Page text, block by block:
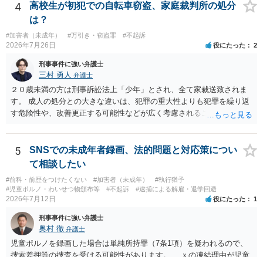
とを明確にしておくことが大切です。また、自治会館の管理者に対
し、参加費の集金を含む利用目的を事前に正確に伝えて了解を得てお
4
高校生が初犯での自転車窃盗、家庭裁判所の処分
は？
#加害者（未成年） #万引き・窃盗罪 #不起訴
2026年7月26日 役にたった 2
刑事事件に強い弁護士
三村 勇人 弁護士
２０歳未満の方は刑事訴訟法上「少年」とされ、全て家裁送致されま
す。 成人の処分との大きな違いは、犯罪の重大性よりも犯罪を繰り返
す危険性や、改善更正する可能性などが広く考慮されることです。 そ
年とされ、犯罪を犯していなくとも、不良交友等が原因で、保護観察
や少年院送致される可能性もあります。 本件生活状況が分かりません
ので、適切なアドバイスがしにくいのですが、通常初犯の自転車窃盗
で生活環境が整っていれば、審判不開始か不処分となる可能性はあり
ます。
5
SNSでの未成年者録画、法的問題と対応策につい
て相談したい
#前科・前歴をつけたくない #加害者（未成年）
#執行猶予
#児童ポルノ・わいせつ物頒布等
#不起訴 #逮捕による解雇・退学回避
2026年7月12日 役にたった 1
刑事事件に強い弁護士
奥村 徹 弁護士
児童ポルノを録画した場合は単純所持罪（7条1項）を疑われるので、
捜索差押等の捜査を受ける可能性があります。 ｘの凍結理由が児童